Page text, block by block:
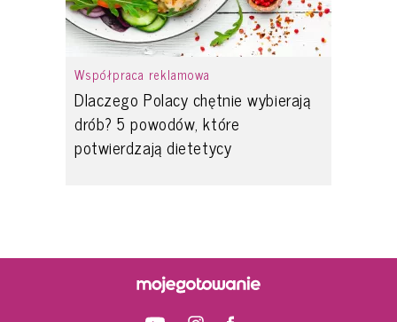
Współpraca reklamowa
Dlaczego Polacy chętnie wybierają
drób? 5 powodów, które
potwierdzają dietetycy